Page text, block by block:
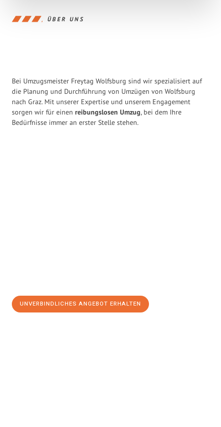
ÜBER UNS
Bei Umzugsmeister Freytag Wolfsburg sind wir spezialisiert auf
die Planung und Durchführung von Umzügen von Wolfsburg
nach Graz. Mit unserer Expertise und unserem Engagement
sorgen wir für einen reibungslosen Umzug, bei dem Ihre
Bedürfnisse immer an erster Stelle stehen.
UNVERBINDLICHES ANGEBOT ERHALTEN